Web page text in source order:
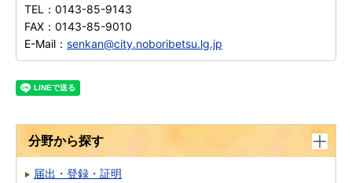
TEL： 0143-85-9143
FAX： 0143-85-9010
E-Mail： senkan@city.noboribetsu.lg.jp
分野から探す
届出・登録・証明